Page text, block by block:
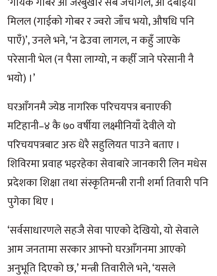
मिलल (गाईको गोबर र ज्वरो जाँच भयो, औषधि पनि
पाएँ)’, उनले भने, ‘न ढेउवा लागल, न कहुँ जाएके
परेसानी भेल (न पैसा लाग्यो, न कहीँ जाने परेसानी नै
भयो) ।’
घरआँगनमै ज्येष्ठ नागरिक परिचयपत्र बनाएकी
मटिहानी–४ कै ७० वर्षीया लक्ष्मीनियाँ देवीले यो
परिचयपत्रबाट अरु धेरै सहुलियत पाउने बताए ।
शिविरमा प्रवाह भइरहेका सेवाबारे जानकारी लिन मधेस
प्रदेशका शिक्षा तथा संस्कृतिमन्त्री रानी शर्मा तिवारी पनि
पुगेका थिए ।
‘सर्वसाधारणले सहजै सेवा पाएको देखियो, यो सेवाले
आम जनतामा सरकार आफ्नो घरआँगनमा आएको
अनुभूति दिएको छ,’ मन्त्री तिवारीले भने, ‘यसले